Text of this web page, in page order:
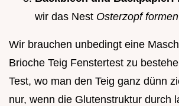
wir das Nest Osterzopf formen
Wir brauchen unbedingt eine
Brioche Teig Fenstertest zu
Test, wo man den Teig ganz dünn
nur, wenn die Glutenstruktur durch